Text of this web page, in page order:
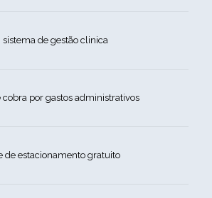
sistema de gestão clinica
cobra por gastos administrativos
de estacionamento gratuito